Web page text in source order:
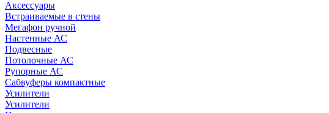
Аксессуары
Встраиваемые в стены
Мегафон ручной
Настенные АС
Подвесные
Потолочные АС
Рупорные АС
Сабвуферы компактные
Усилители
Усилители